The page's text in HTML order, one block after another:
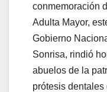
conmemoración
Adulta Mayor,
Gobierno
Sonrisa, rindió
abuelos de la
prótesis